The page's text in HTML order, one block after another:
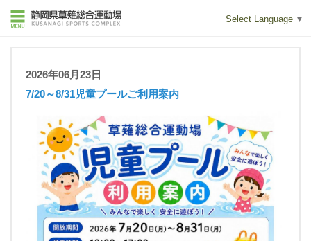
Select Language ▼
2026年06月23日
7/20～8/31児童プールご利用案内